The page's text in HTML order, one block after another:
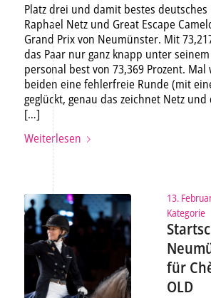
Platz drei und damit bestes
Raphael Netz und Great Escape
Grand Prix von Neumünster. Mit
das Paar nur ganz knapp unter
personal best von 73,369 Prozent.
beiden eine fehlerfreie Runde (mit
geglückt, genau das zeichnet Netz
[…]
Weiterlesen
13.
Kategorie
für
OLD